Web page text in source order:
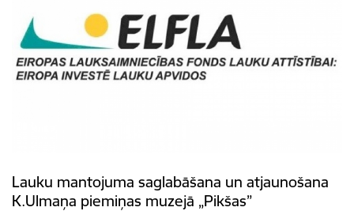
Lauku mantojuma saglabāšana un atjaunošana
K.Ulmaņa piemiņas muzejā „Pikšas”